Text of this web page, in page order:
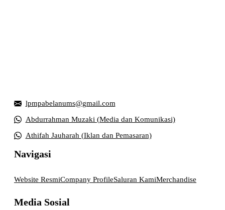
lpmpabelanums@gmail.com
Abdurrahman Muzaki (Media dan Komunikasi)
Athifah Jauharah (Iklan dan Pemasaran)
Navigasi
Website ResmiCompany ProfileSaluran KamiMerchandise
Media Sosial